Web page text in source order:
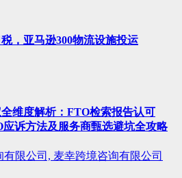
，亚马逊300物流设施投运
维度解析：FTO检索报告认可
诉方法及服务商甄选避坑全攻略
有限公司, 麦幸跨境咨询有限公司